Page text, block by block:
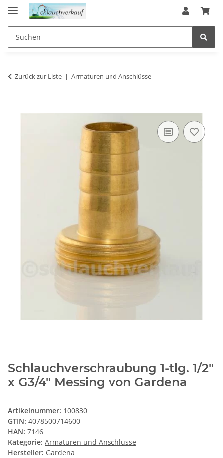
Zurück zur Liste Armaturen und Anschlüsse
Schlauchverschraubung 1-tlg. 1/2"
x G3/4" Messing von Gardena
Artikelnummer: 100830
GTIN: 4078500714600
HAN: 7146
Kategorie: Armaturen und Anschlüsse
Hersteller: Gardena